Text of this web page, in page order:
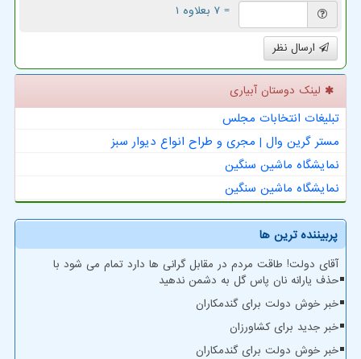
= ۷ بعلاوه ۱
ارسال نظر
لینک دوستان آبیاری
تبلیغات انتخابات مجلس
مستر گرین وال | مجری و طراح انواع دیوار سبز
نمایشگاه ماشین سنگین
نمایشگاه ماشین سنگین
پربیننده ترین ها
آقای دولت! طاقت مردم در مقابل گرانی ها دارد تمام می شود با
حذف یارانه نان پاس گل به دشمن ندهید
خبر خوش دولت برای گندمکاران
خبر جدید برای کشاورزان
خبر خوش دولت برای گندمکاران